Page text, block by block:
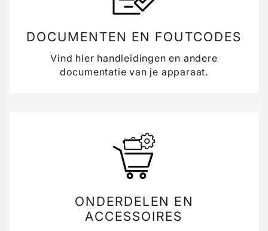
DOCUMENTEN EN FOUTCODES
Vind hier handleidingen en andere
documentatie van je apparaat.
ONDERDELEN EN
ACCESSOIRES